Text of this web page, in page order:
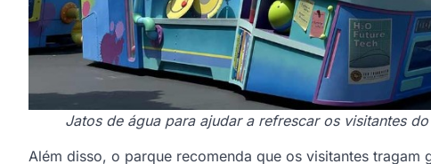
Jatos de água para ajudar a refrescar os visitantes
Além disso, o parque recomenda que os visitantes